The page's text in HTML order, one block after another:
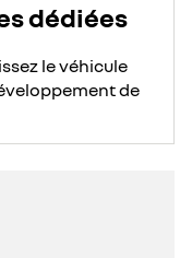
dédiées
le véhicule
de